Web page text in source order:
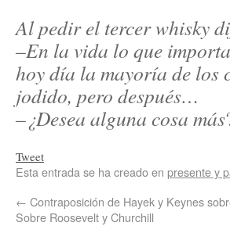
Al pedir el tercer whisky
–En la vida lo que
hoy día la mayoría de los
jodido, pero después…
–¿Desea alguna cosa más
Tweet
Esta entrada se ha creado en presente y
← Contraposición de Hayek y Keynes
Sobre Roosevelt y Churchill